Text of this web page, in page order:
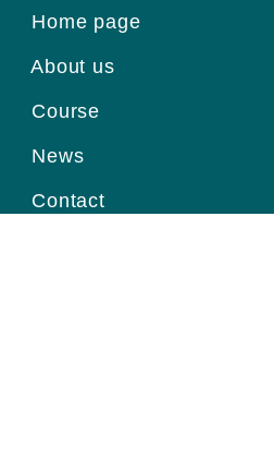
Home page
About us
Course
News
Contact